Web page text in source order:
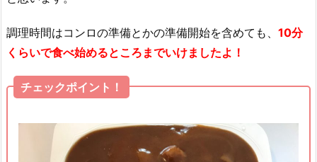
調理時間はコンロの準備とかの準備開始を含めても、 10分
くらいで食べ始めるところまでいけましたよ！
チェックポイント！